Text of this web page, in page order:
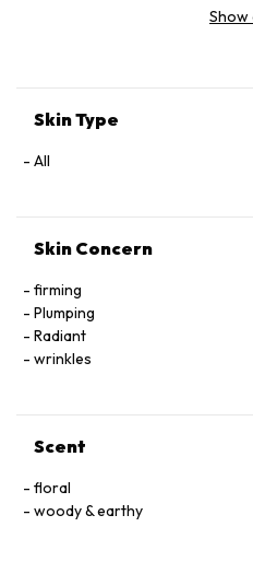
Officinalis Root Extract, Citric
Geraniol, Citronellol, Limonene.
Show
Skin Type
All
Skin Concern
firming
Plumping
Radiant
wrinkles
Scent
floral
woody & earthy